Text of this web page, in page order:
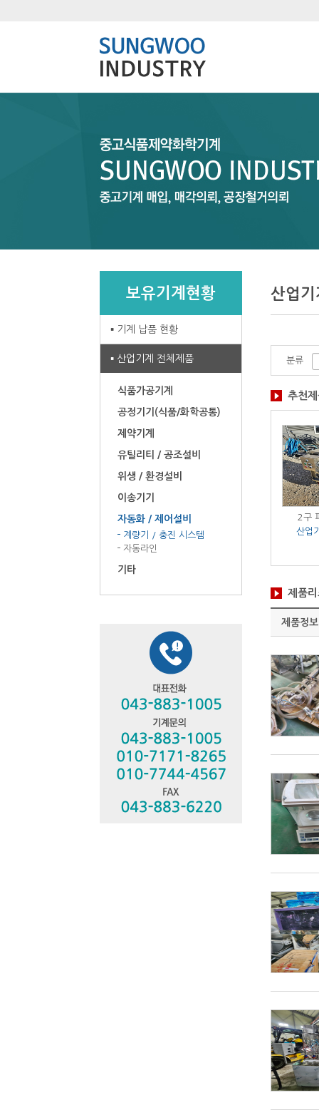
보유기계현황
기계 납품 현황
산업기계 전체제품
식품가공기계
공정기기(식품/화학공통)
제약기계
유틸리티 / 공조설비
위생 / 환경설비
이송기기
자동화 / 제어설비
계량기 / 충진 시스템
자동라인
기타
산업
분류
추천
파우치포장기계
산업기계 전체제품
(주)영테크팩 / 1대
중량선별기 금속검출기 일
2구
산업
제품
제품정보